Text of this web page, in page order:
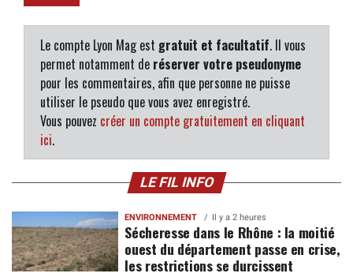
Le compte Lyon Mag est gratuit et facultatif. Il vous
permet notamment de réserver votre pseudonyme
pour les commentaires, afin que personne ne puisse
utiliser le pseudo que vous avez enregistré.
Vous pouvez créer un compte gratuitement en cliquant
ici.
LE FIL INFO
ENVIRONNEMENT Il y a 2 heures
Sécheresse dans le Rhône : la moitié
ouest du département passe en crise,
les restrictions se durcissent